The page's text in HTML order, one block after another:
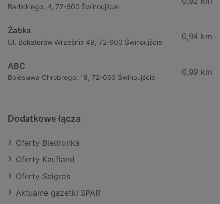
Barlickiego, 4, 72-600 Świnoujście
Żabka
Ul. Bohaterów Września 49, 72-600 Świnoujście
0,94 km
ABC
Bolesława Chrobrego, 18, 72-600 Świnoujście
0,99 km
Dodatkowe łącza
Oferty Biedronka
Oferty Kaufland
Oferty Selgros
Aktualne gazetki SPAR